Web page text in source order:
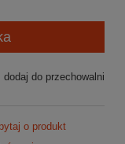
dodaj do przechowalni
o produkt